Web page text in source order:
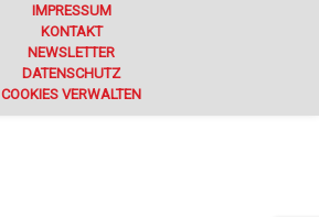
IMPRESSUM
KONTAKT
NEWSLETTER
DATENSCHUTZ
COOKIES VERWALTEN